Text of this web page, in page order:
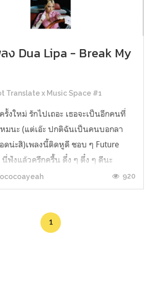
ง Dua Lipa - Break My
Translate x Music Space #1
รั้งใหม่ รักไปเถอะ เธอจะเป็นอีกคนที่
มนะ (แต่เอ๊ะ ปกติฉันเป็นคนบอกลา
ดน่ะสิ)เพลงนี้ติดหูดี ชอบ ๆ Future
นี่ฟังแล้วครึกครื้น ดึ๋ง ๆ ตึ๋ง ๆ ดีนะ
ลายเพลงในเพลงเดียว พอไปฟังBreak
again,Boys will be boys,Good in
920
1